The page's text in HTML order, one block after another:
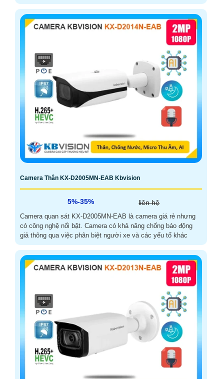
Camera Thân KX-D2005MN-EAB Kbvision
5%-35% liên hệ
Camera quan sát KX-D2005MN-EAB là camera giá rẻ nhưng
có công nghệ nổi bật. Camera có khả năng chống báo động
giả thông qua việc phân biệt người xe và các yếu tố khác